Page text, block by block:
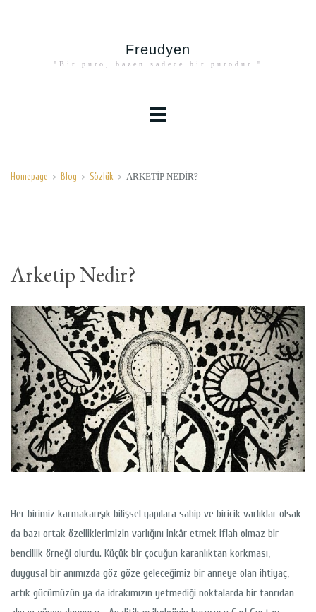
Freudyen
"Bir puro, bazen sadece bir purodur."
Homepage > Blog > Sözlük > ARKETIP NEDIR?
Arketip Nedir?
Her birimiz karmakarışık bilişsel yapılara sahip ve biricik varlıklar olsak
da bazı ortak özelliklerimizin varlığını inkâr etmek iflah olmaz bir
bencillik örneği olurdu. Küçük bir çocuğun karanlıktan korkması,
duygusal bir anımızda göz göze geleceğimiz bir anneye olan ihtiyaç,
artık gücümüzün ya da idrakımızın yetmediği noktalarda bir tanrıdan